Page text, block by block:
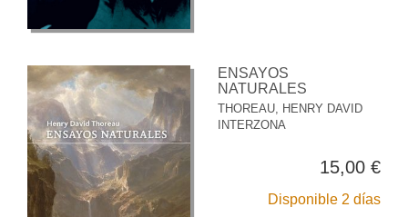
ENSAYOS
NATURALES
THOREAU, HENRY DAVID
INTERZONA
15,00 €
Disponible 2 días